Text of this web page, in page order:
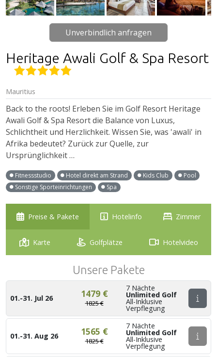
Unverbindlich anfragen
Heritage Awali Golf & Spa Resort
Mauritius
Back to the roots! Erleben Sie im Golf Resort Heritage
Awali Golf & Spa Resort die Balance von Luxus,
Schlichtheit und Herzlichkeit. Wissen Sie, was 'awali' in
Afrika bedeutet? Zurück zur Quelle, zur
Ursprünglichkeit …
Fitnessstudio Hotel direkt am Strand Kids Club
Pool
Sonstige Sporteinrichtungen
Spa
Preise & Pakete Hotelinfo Zimmer
Karte Golfplätze Hotelvideo
Unsere Pakete
01.-31. Jul 26 1479 €
1825 €
7 Nächte
Unlimited Golf
All-Inklusive
Verpflegung
01.-31. Aug 26 1565 €
1825 €
7 Nächte
Unlimited Golf
All-Inklusive
Verpflegung